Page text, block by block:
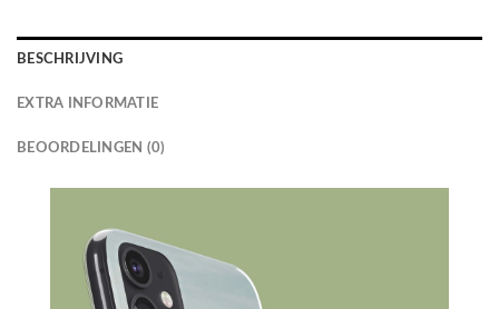
BESCHRIJVING
EXTRA INFORMATIE
BEOORDELINGEN (0)